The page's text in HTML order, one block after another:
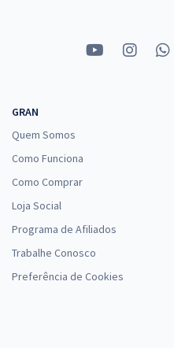
GRAN
Quem Somos
Como Funciona
Como Comprar
Loja Social
Programa de Afiliados
Trabalhe Conosco
Preferência de Cookies